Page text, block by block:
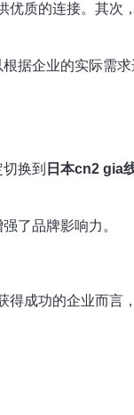
质的连接。其次
据企业的实际需
换到 日本cn2 gia
了品牌影响力。
成功的企业而言